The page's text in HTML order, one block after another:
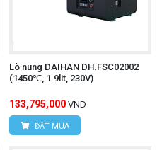
Lò nung DAIHAN DH.FSC02002
(1450℃, 1.9lit, 230V)
133,795,000 VND
ĐẶT MUA